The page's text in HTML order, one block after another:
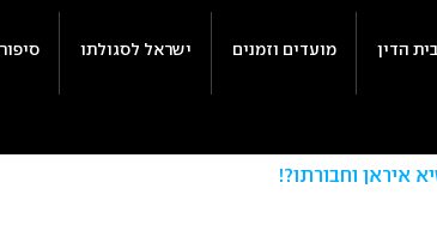
הדין מועדים וזמנים ישראל לסגולתו
איראן וחבורתו?!